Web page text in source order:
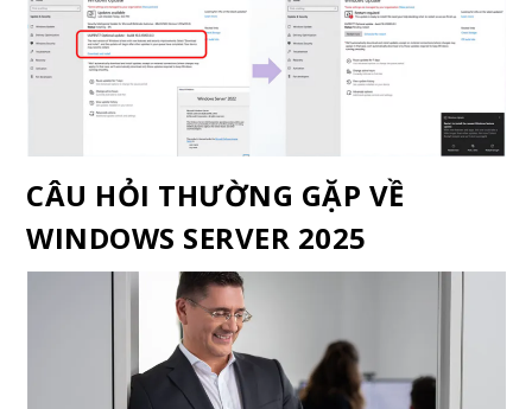
CÂU HỎI THƯỜNG GẶP VỀ
WINDOWS SERVER 2025